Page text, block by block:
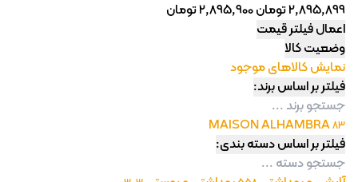
2,895,899 تومان
2,895,900 تومان
اعمال فیلتر قیمت
وضعیت کالا
نمایش کالاهای موجود
فیلتر بر اساس برند:
MAISON ALHAMBRA83
فیلتر بر اساس دسته بندی: